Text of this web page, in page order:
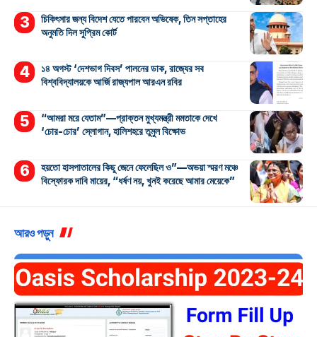
চিকিৎসার জন্য বিদেশ যেতে পারবেন অভিষেক, তিন সপ্তাহের
অনুমতি দিল সুপ্রিম কোর্ট
১৪ অগস্ট ‘দেশভাগ দিবস’ পালনের ডাক, রাজ্যের সব
বিশ্ববিদ্যালয়কে আর্জি রাজ্যপাল আরএন রবির
“আমরা মরে যেতাম”—প্রাক্তন মুখ্যমন্ত্রী মমতাকে দেখে
‘চোর-চোর’ স্লোগান, হালিশহরে তুমুল বিক্ষোভ
হয়তো হাসপাতালের কিছু জেনে ফেলেছিল ও”—অভয়া স্মরণ মঞ্চে
বিস্ফোরক দাবি মায়ের, “ধর্ষণ নয়, খুনই করেছে আমার মেয়েকে”
আরও পড়ুন